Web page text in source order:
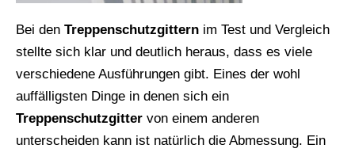
Bei den Treppenschutzgittern im Test und Vergleich
stellte sich klar und deutlich heraus, dass es viele
verschiedene Ausführungen gibt. Eines der wohl
auffälligsten Dinge in denen sich ein
Treppenschutzgitter von einem anderen
unterscheiden kann ist natürlich die Abmessung. Ein